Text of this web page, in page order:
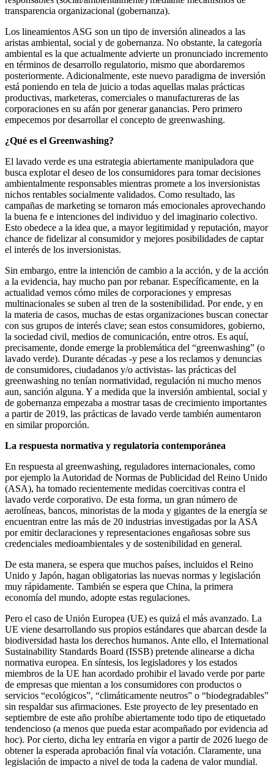
transparencia organizacional (gobernanza).
Los lineamientos ASG son un tipo de inversión alineados a las
aristas ambiental, social y de gobernanza. No obstante, la categoría
ambiental es la que actualmente advierte un pronunciado incremento
en términos de desarrollo regulatorio, mismo que abordaremos
posteriormente. Adicionalmente, este nuevo paradigma de inversión
está poniendo en tela de juicio a todas aquellas malas prácticas
productivas, marketeras, comerciales o manufactureras de las
corporaciones en su afán por generar ganancias. Pero primero
empecemos por desarrollar el concepto de greenwashing.
¿Qué es el Greenwashing?
El lavado verde es una estrategia abiertamente manipuladora que
busca explotar el deseo de los consumidores para tomar decisiones
ambientalmente responsables mientras promete a los inversionistas
nichos rentables socialmente validados. Como resultado, las
campañas de marketing se tornaron más emocionales aprovechando
la buena fe e intenciones del individuo y del imaginario colectivo.
Esto obedece a la idea que, a mayor legitimidad y reputación, mayor
chance de fidelizar al consumidor y mejores posibilidades de captar
el interés de los inversionistas.
Sin embargo, entre la intención de cambio a la acción, y de la acción
a la evidencia, hay mucho pan por rebanar. Específicamente, en la
actualidad vemos cómo miles de corporaciones y empresas
multinacionales se suben al tren de la sostenibilidad. Por ende, y en
la materia de casos, muchas de estas organizaciones buscan conectar
con sus grupos de interés clave; sean estos consumidores, gobierno,
la sociedad civil, medios de comunicación, entre otros. Es aquí,
precisamente, donde emerge la problemática del “greenwashing” (o
lavado verde). Durante décadas -y pese a los reclamos y denuncias
de consumidores, ciudadanos y/o activistas- las prácticas del
greenwashing no tenían normatividad, regulación ni mucho menos
aun, sanción alguna. Y a medida que la inversión ambiental, social y
de gobernanza empezaba a mostrar tasas de crecimiento importantes
a partir de 2019, las prácticas de lavado verde también aumentaron
en similar proporción.
La respuesta normativa y regulatoria contemporánea
En respuesta al greenwashing, reguladores internacionales, como
por ejemplo la Autoridad de Normas de Publicidad del Reino Unido
(ASA), ha tomado recientemente medidas coercitivas contra el
lavado verde corporativo. De esta forma, un gran número de
aerolíneas, bancos, minoristas de la moda y gigantes de la energía se
encuentran entre las más de 20 industrias investigadas por la ASA
por emitir declaraciones y representaciones engañosas sobre sus
credenciales medioambientales y de sostenibilidad en general.
De esta manera, se espera que muchos países, incluidos el Reino
Unido y Japón, hagan obligatorias las nuevas normas y legislación
muy rápidamente. También se espera que China, la primera
economía del mundo, adopte estas regulaciones.
Pero el caso de Unión Europea (UE) es quizá el más avanzado. La
UE viene desarrollando sus propios estándares que abarcan desde la
biodiversidad hasta los derechos humanos. Ante ello, el International
Sustainability Standards Board (ISSB) pretende alinearse a dicha
normativa europea. En síntesis, los legisladores y los estados
miembros de la UE han acordado prohibir el lavado verde por parte
de empresas que mientan a los consumidores con productos o
servicios “ecológicos”, “climáticamente neutros” o “biodegradables”
sin respaldar sus afirmaciones. Este proyecto de ley presentado en
septiembre de este año prohíbe abiertamente todo tipo de etiquetado
tendencioso (a menos que pueda estar acompañado por evidencia ad
hoc). Por cierto, dicha ley entraría en vigor a partir de 2026 luego de
obtener la esperada aprobación final vía votación. Claramente, una
legislación de impacto a nivel de toda la cadena de valor mundial.